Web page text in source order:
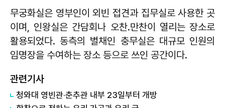
무궁화실은 영부인이 외빈 접견과 집무실로 사용한 곳
이며, 인왕실은 간담회나 오찬․만찬이 열리는 장소로
활용되었다. 동측의 별채인 충무실은 대규모 인원의
임명장을 수여하는 장소 등으로 쓰인 공간이다.
관련기사
청와대 영빈관·춘추관 내부 23일부터 개방